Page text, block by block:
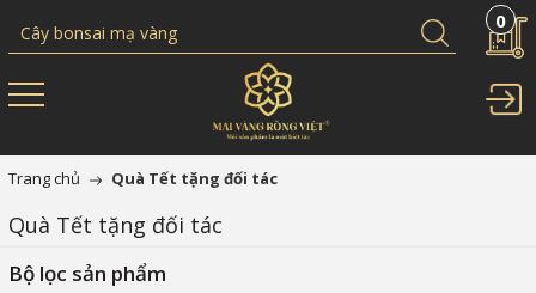
0
Trang chủ Quà Tết tặng đối tác
Quà Tết tặng đối tác
Bộ lọc sản phẩm